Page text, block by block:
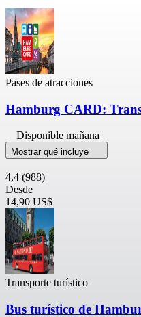
Pases de atracciones
Hamburg CARD:
Disponible mañana
Mostrar qué incluye
4,4 (988)
Desde
14,90 US$
Transporte turístico
Bus turístico de